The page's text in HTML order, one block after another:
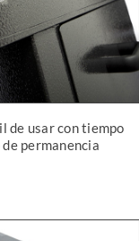
de usar con tiempo
permanencia